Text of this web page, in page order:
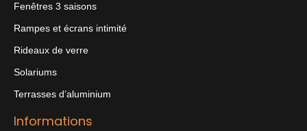
Fenêtres 3 saisons
Rampes et écrans intimité
Rideaux de verre
Solariums
Terrasses d’aluminium
Informations